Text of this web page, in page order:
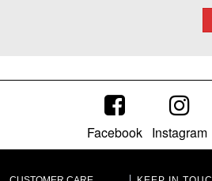
Facebook Instagram